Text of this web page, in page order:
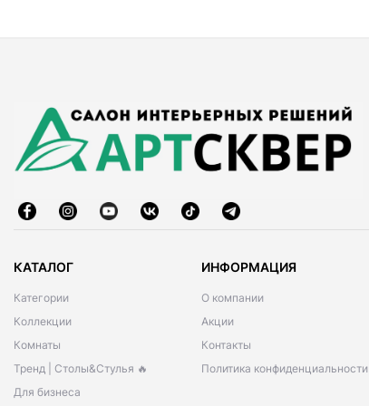
КАТАЛОГ
Категории
Коллекции
Комнаты
Тренд | Столы&Стулья 🔥
Для бизнеса
ИНФОРМАЦИЯ
О компании
Акции
Контакты
Политика конфиденциальности